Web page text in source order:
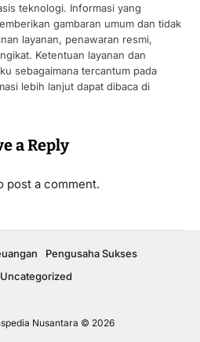
teknologi. Informasi yang
gambaran umum dan tidak
layanan, penawaran resmi,
Ketentuan layanan dan
sebagaimana tercantum pada
lebih lanjut dapat dibaca di
a Reply
post a comment.
Nusantara © 2026
Pengusaha Sukses
Uncategorized